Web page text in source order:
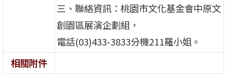
三、聯絡資訊：桃園市文化基金會中原文
創園區展演企劃組，
電話(03)433-3833分機211羅小姐。
相關附件